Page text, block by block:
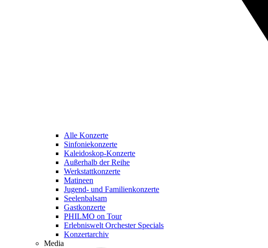
Alle Konzerte
Sinfoniekonzerte
Kaleidoskop-Konzerte
Außerhalb der Reihe
Werkstattkonzerte
Matineen
Jugend- und Familienkonzerte
Seelenbalsam
Gastkonzerte
PHILMO on Tour
Erlebniswelt Orchester Specials
Konzertarchiv
Media